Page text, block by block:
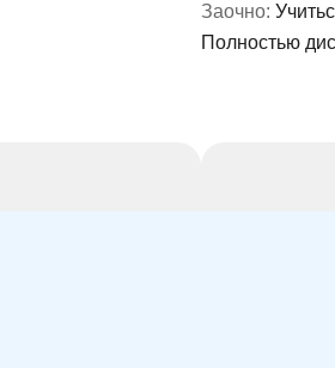
Заочно:
Полностью